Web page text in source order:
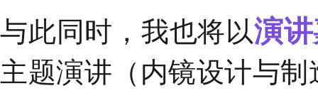
与此同时，我也将以演
主题演讲（内镜设计与